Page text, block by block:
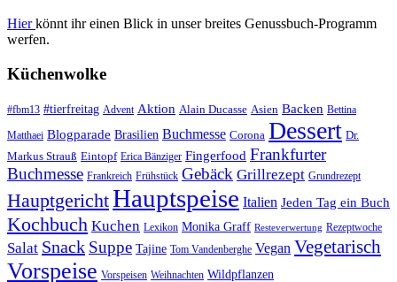
Hierkönnt ihr einen Blick in unser breites Genussbuch-Programm
werfen.
Küchenwolke
#fbm13 #tierfreitag Advent Aktion Alain Ducasse Asien Backen Bettina
Matthaei Blogparade Brasilien Buchmesse Corona Dessert Dr.
Markus Strauß Eintopf Erica Bänziger Fingerfood Frankfurter
Buchmesse Frankreich Frühstück Gebäck Grillrezept Grundrezept
HauptgerichtHauptspeise Italien Jeden Tag ein Buch
Kochbuch Kuchen Lexikon Monika Graff Resteverwertung Rezeptwoche
Salat Snack Suppe Tajine Tom Vandenberghe Vegan Vegetarisch
Vorspeise Vorspeisen Weihnachten Wildpflanzen